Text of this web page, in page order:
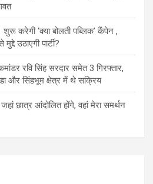
करेगी ‘क्या बोलती पब्लिक’ कैंपेन ,
उठाएगी पार्टी?
रवि सिंह सरदार समेत 3 गिरफ्तार,
और सिंहभूम क्षेत्र में थे सक्रिय
छात्र आंदोलित होंगे, वहां मेरा समर्थन